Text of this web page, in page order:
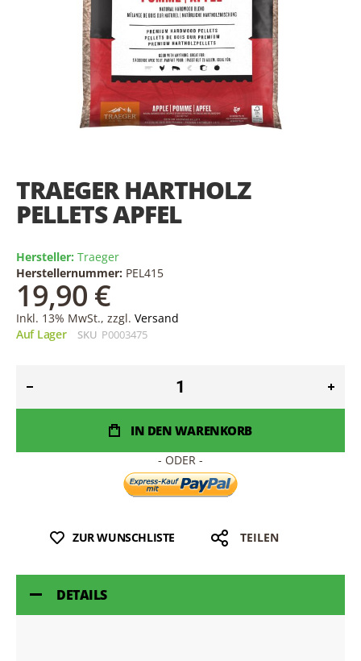
TRAEGER HARTHOLZ
PELLETS APFEL
Hersteller: Traeger
Herstellernummer: PEL415
19,90 €
Inkl. 13% MwSt., zzgl. Versand
Auf Lager
SKU P0003475
IN DEN WARENKORB
ZUR WUNSCHLISTE TEILEN
beginning
of
the
gallery
DETAILS